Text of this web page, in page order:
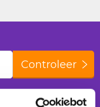
Controleer